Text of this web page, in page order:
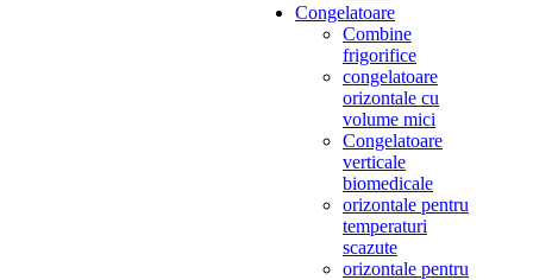
Congelatoare
Combine
frigorifice
congelatoare
orizontale cu
volume mici
Congelatoare
verticale
biomedicale
orizontale pentru
temperaturi
scazute
orizontale pentru